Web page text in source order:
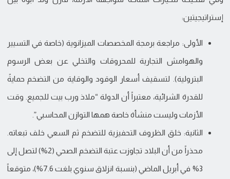
إستراتيجيتين:
الأولى: مراجعة برمجة المخصصات الميزانوية (خاصة في التسيير
والهوامش التجارية للمحروقات والتخلي عن بعض الرسوم
البترولية). لتسقيف أسعار الوقود والوقاية من التضخم حمايةً
للقدرة الشرائية، معتبراً أن الدولة “ملاذ ورب بيت للجميع. وقت
الأزمات وليست منشأة خاصة همها التوازن المحاسبي”.
الثانية: خلق الظروف التحفيزية للتضخم ثم السعي خلف تبعاته.
محذراً من أن البلاد تجاوزت عتبة التضخم الصحي (2%) لتصل إلى
3% في أبريل الماضي (بنسبة انزلاق سنوي بلغت 7.6%)، متوقعاً